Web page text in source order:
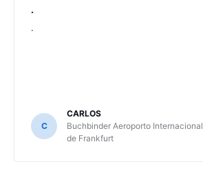
.
.
C
CARLOS
Buchbinder Aeroporto Internacional
de Frankfurt